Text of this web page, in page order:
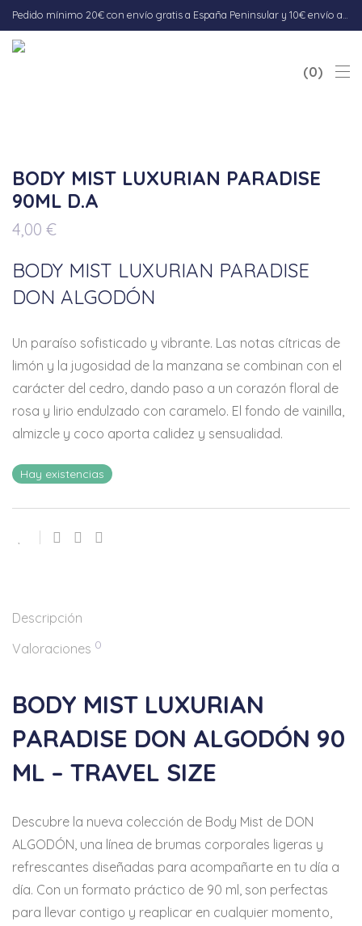
0
BODY MIST LUXURIAN PARADISE
90ML D.A
4,00 €
BODY MIST LUXURIAN PARADISE
DON ALGODÓN
Un paraíso sofisticado y vibrante. Las notas cítricas de
limón y la jugosidad de la manzana se combinan con el
carácter del cedro, dando paso a un corazón floral de
rosa y lirio endulzado con caramelo. El fondo de vainilla,
almizcle y coco aporta calidez y sensualidad.
Hay existencias
Descripción
Valoraciones 0
BODY MIST LUXURIAN
PARADISE DON ALGODÓN 90
ML – TRAVEL SIZE
Descubre la nueva colección de Body Mist de DON
ALGODÓN, una línea de brumas corporales ligeras y
refrescantes diseñadas para acompañarte en tu día a
día. Con un formato práctico de 90 ml, son perfectas
para llevar contigo y reaplicar en cualquier momento,